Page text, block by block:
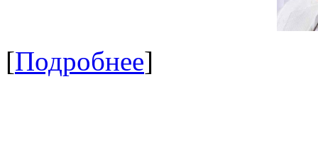
[Подробнее]